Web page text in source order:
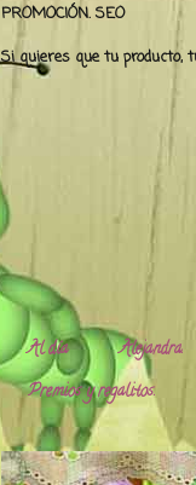
PROMOCIÓN. SEO
Si quieres que tu producto,
Al día Alejandra.
Premios y regalitos.